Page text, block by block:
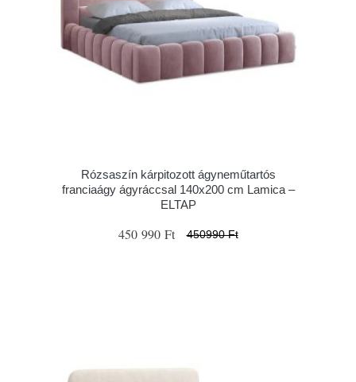
Rózsaszín kárpitozott ágyneműtartós
franciaágy ágyráccsal 140x200 cm Lamica –
ELTAP
450 990 Ft 450990 Ft